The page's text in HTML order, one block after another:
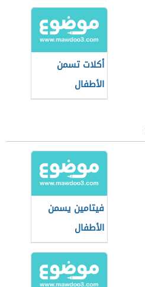
أكلات تسمن
الأطفال
فيتامين يسمن
الأطفال